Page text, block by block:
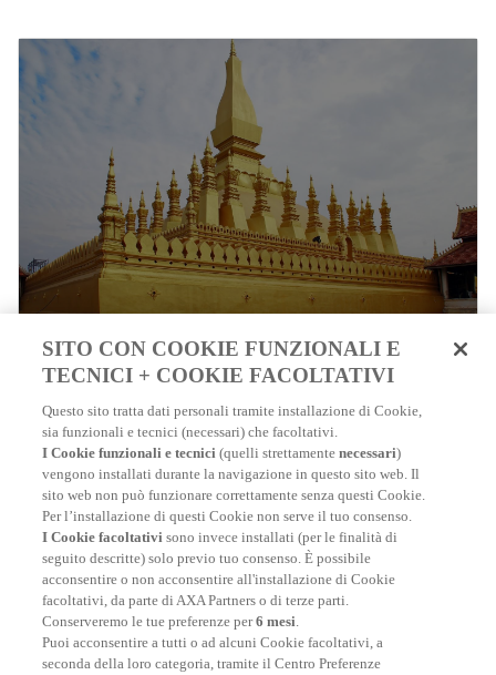
LE NOSTRE POLIZZE
Assicurazione viaggio Hong Kong
UN’ASSICURAZIONE PER VIAGGIARE IN HONG KONG
FORTEMENTE CONSIGLIATA
Assicurazione viaggio Hong Kong
SITO CON COOKIE FUNZIONALI E
TECNICI + COOKIE FACOLTATIVI
Questo sito tratta dati personali tramite installazione di Cookie,
sia funzionali e tecnici (necessari) che facoltativi.
I Cookie funzionali e tecnici (quelli strettamentenecessari)
vengono installati durante la navigazione in questo sito web. Il
sito web non può funzionare correttamente senza questi Cookie.
Per l’installazione di questi Cookie non serve il tuo consenso.
I Cookie facoltativi sono invece installati (per le finalità di
seguito descritte) solo previo tuo consenso. È possibile
acconsentire o non acconsentire all'installazione di Cookie
facoltativi, da parte di AXA Partners o di terze parti.
Conserveremo le tue preferenze per6 mesi.
Puoi acconsentire a tutti o ad alcuni Cookie facoltativi, a
seconda della loro categoria, tramite il Centro Preferenze